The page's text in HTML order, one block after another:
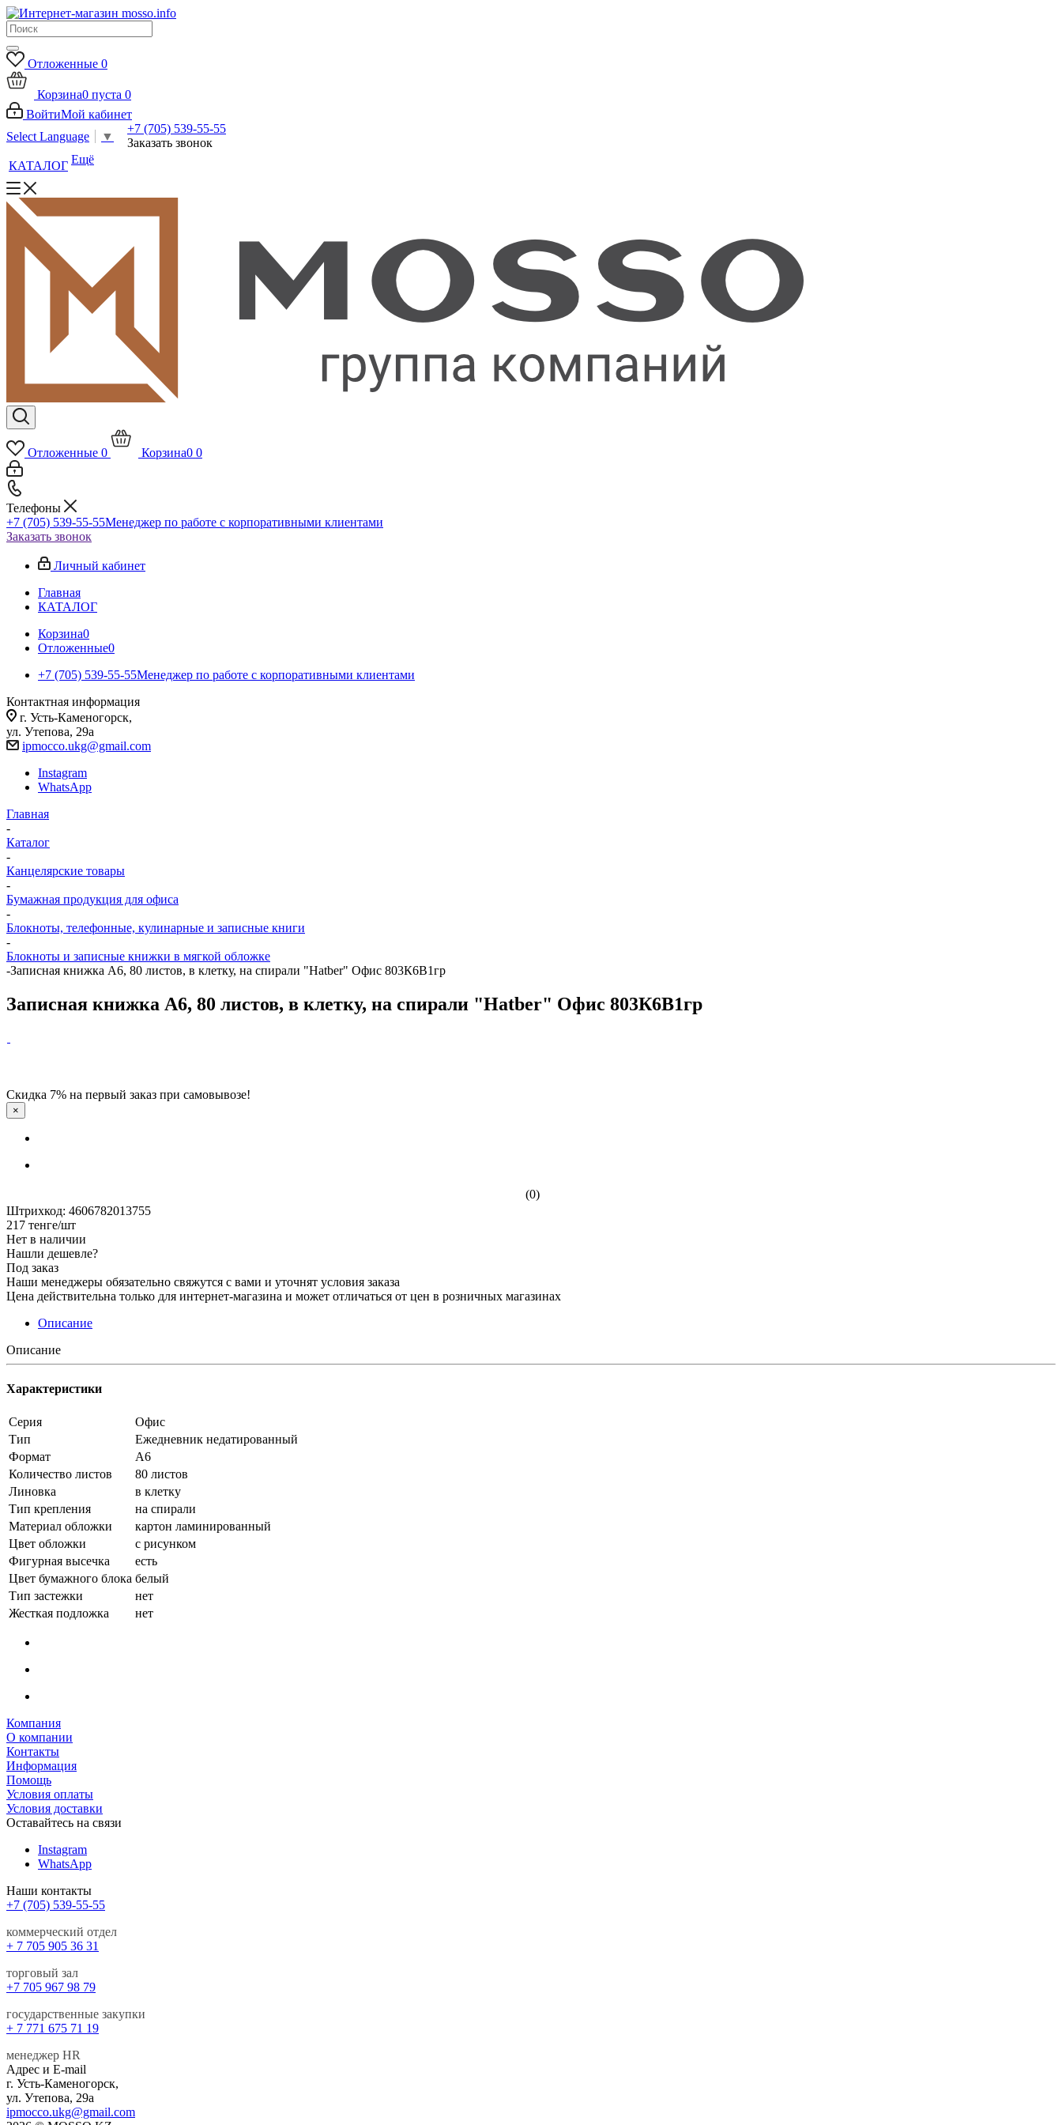
Отложенные 0
Корзина0 пуста 0
ВойтиМой кабинет
Select Language
▼
+7 (705) 539-55-55
Заказать звонок
КАТАЛОГ Ещё
Отложенные 0 Корзина0 0
Телефоны
+7 (705) 539-55-55Менеджер по работе с корпоративными клиентами
Заказать звонок
Личный кабинет
Главная
КАТАЛОГ
Корзина0
Отложенные0
+7 (705) 539-55-55Менеджер по работе с корпоративными клиентами
Контактная информация
г. Усть-Каменогорск,
ул. Утепова, 29а
ipmocco.ukg@gmail.com
Instagram
WhatsApp
Главная
-
Каталог
-
Канцелярские товары
-
Бумажная продукция для офиса
-
Блокноты, телефонные, кулинарные и записные книги
-
Блокноты и записные книжки в мягкой обложке
-Записная книжка А6, 80 листов, в клетку, на спирали "Hatber" Офис 803К6В1гр
Записная книжка А6, 80 листов, в клетку, на спирали "Hatber" Офис 803К6В1гр
Скидка 7% на первый заказ при самовывозе!
×
(0)
Штрихкод: 4606782013755
217 тенге/шт
Нет в наличии
Нашли дешевле?
Под заказ
Наши менеджеры обязательно свяжутся с вами и уточнят условия заказа
Цена действительна только для интернет-магазина и может отличаться от цен в розничных магазинах
Описание
Описание
Характеристики
Серия
Офис
Тип
Ежедневник недатированный
Формат
А6
Количество листов
80 листов
Линовка
в клетку
Тип крепления
на спирали
Материал обложки
картон ламинированный
Цвет обложки
с рисунком
Фигурная высечка
есть
Цвет бумажного блока белый
Тип застежки
нет
Жесткая подложка
нет
Компания
О компании
Контакты
Информация
Помощь
Условия оплаты
Условия доставки
Оставайтесь на связи
Instagram
WhatsApp
Наши контакты
+7 (705) 539-55-55
коммерческий отдел
+ 7 705 905 36 31
торговый зал
+7 705 967 98 79
государственные закупки
+ 7 771 675 71 19
менеджер HR
Адрес и E-mail
г. Усть-Каменогорск,
ул. Утепова, 29а
ipmocco.ukg@gmail.com